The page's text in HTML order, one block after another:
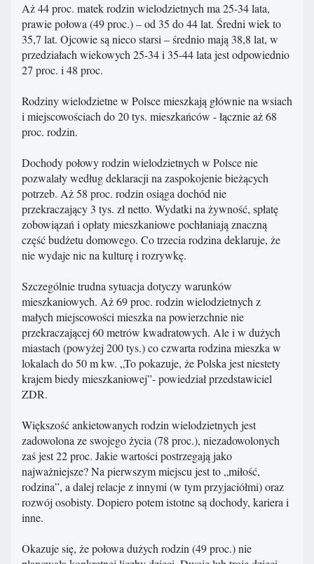
Aż 44 proc. matek rodzin wielodzietnych ma 25-34 lata,
prawie połowa (49 proc.) – od 35 do 44 lat. Średni wiek to
35,7 lat. Ojcowie są nieco starsi – średnio mają 38,8 lat, w
przedziałach wiekowych 25-34 i 35-44 lata jest odpowiednio
27 proc. i 48 proc.
Rodziny wielodzietne w Polsce mieszkają głównie na wsiach
i miejscowościach do 20 tys. mieszkańców - łącznie aż 68
proc. rodzin.
Dochody połowy rodzin wielodzietnych w Polsce nie
pozwalały według deklaracji na zaspokojenie bieżących
potrzeb. Aż 58 proc. rodzin osiąga dochód nie
przekraczający 3 tys. zł netto. Wydatki na żywność, spłatę
zobowiązań i opłaty mieszkaniowe pochłaniają znaczną
część budżetu domowego. Co trzecia rodzina deklaruje, że
nie wydaje nic na kulturę i rozrywkę.
Szczególnie trudna sytuacja dotyczy warunków
mieszkaniowych. Aż 69 proc. rodzin wielodzietnych z
małych miejscowości mieszka na powierzchnie nie
przekraczającej 60 metrów kwadratowych. Ale i w dużych
miastach (powyżej 200 tys.) co czwarta rodzina mieszka w
lokalach do 50 m kw. „To pokazuje, że Polska jest niestety
krajem biedy mieszkaniowej”- powiedział przedstawiciel
ZDR.
Większość ankietowanych rodzin wielodzietnych jest
zadowolona ze swojego życia (78 proc.), niezadowolonych
zaś jest 22 proc. Jakie wartości postrzegają jako
najważniejsze? Na pierwszym miejscu jest to „miłość,
rodzina”, a dalej relacje z innymi (w tym przyjaciółmi) oraz
rozwój osobisty. Dopiero potem istotne są dochody, kariera i
inne.
Okazuje się, że połowa dużych rodzin (49 proc.) nie